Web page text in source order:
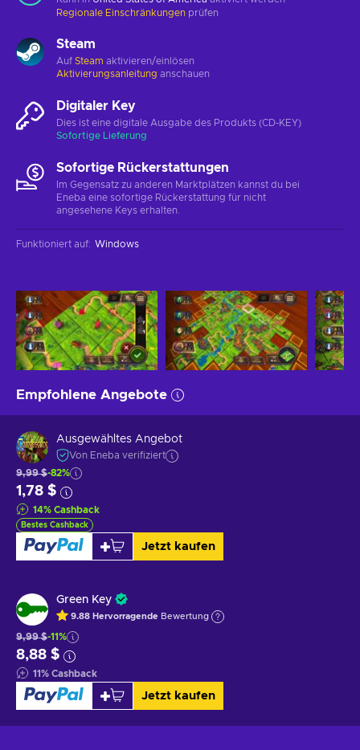
Regionale Einschränkungen prüfen
Steam
Auf Steam aktivieren/einlösen
Aktivierungsanleitung anschauen
Digitaler Key
Dies ist eine digitale Ausgabe des Produkts (CD-KEY)
Sofortige Lieferung
Sofortige Rückerstattungen
Im Gegensatz zu anderen Marktplätzen kannst du bei
Eneba eine sofortige Rückerstattung für nicht
angesehene Keys erhalten.
Funktioniert auf: Windows
Empfohlene Angebote
Ausgewähltes Angebot
Von Eneba verifiziert
9,99 $-82%
1,78 $
14% Cashback
Bestes Cashback
Jetzt kaufen
Green Key
9.88 Hervorragende Bewertung
9,99 $-11%
8,88 $
11% Cashback
Jetzt kaufen